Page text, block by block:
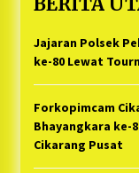
Jajaran Polsek
ke-80 Lewat
Forkopimcam
Bhayangkara ke-
Cikarang Pusat